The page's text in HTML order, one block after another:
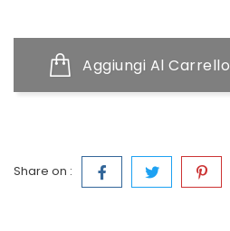
Aggiungi Al Carrello
Share on :